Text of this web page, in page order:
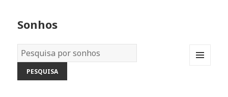
Sonhos
Dicionário
dos
Sonhos: